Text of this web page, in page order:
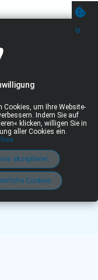
Informationen zum Umgang mit
Cookies, um Ihre Website-
Indem Sie auf
klicken, willigen Sie in
aller Cookies ein.
akzeptieren
Cookies